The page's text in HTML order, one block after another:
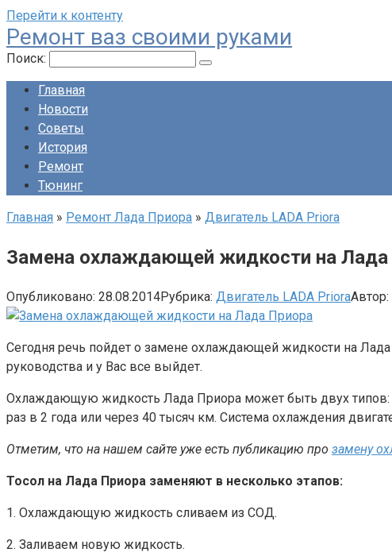
Перейти к контенту
Ремонт ваз своими руками
Поиск:
Главная
Новости
Советы
История
Ремонт
Тюнинг
Главная » Ремонт Лада Приора » Двигатель LADA Priora
Замена охлаждающей жидкости на Лада
Опубликовано: 28.08.2014Рубрика: Двигатель LADA PrioraАвтор:
Сегодня речь пойдет о замене охлаждающей жидкости на
руководства и у Вас все выйдет.
Охлаждающую жидкость Лада Приора может быть двух типов:
раз в 2 года или через 40 тысяч км. Система охлаждения
Отметим, что на нашем сайте уже есть публикацию про замену
Тосол на Лада Приора заменяют в несколько этапов:
1. Охлаждающую жидкость сливаем из СОД.
2. Заливаем новую жидкость.